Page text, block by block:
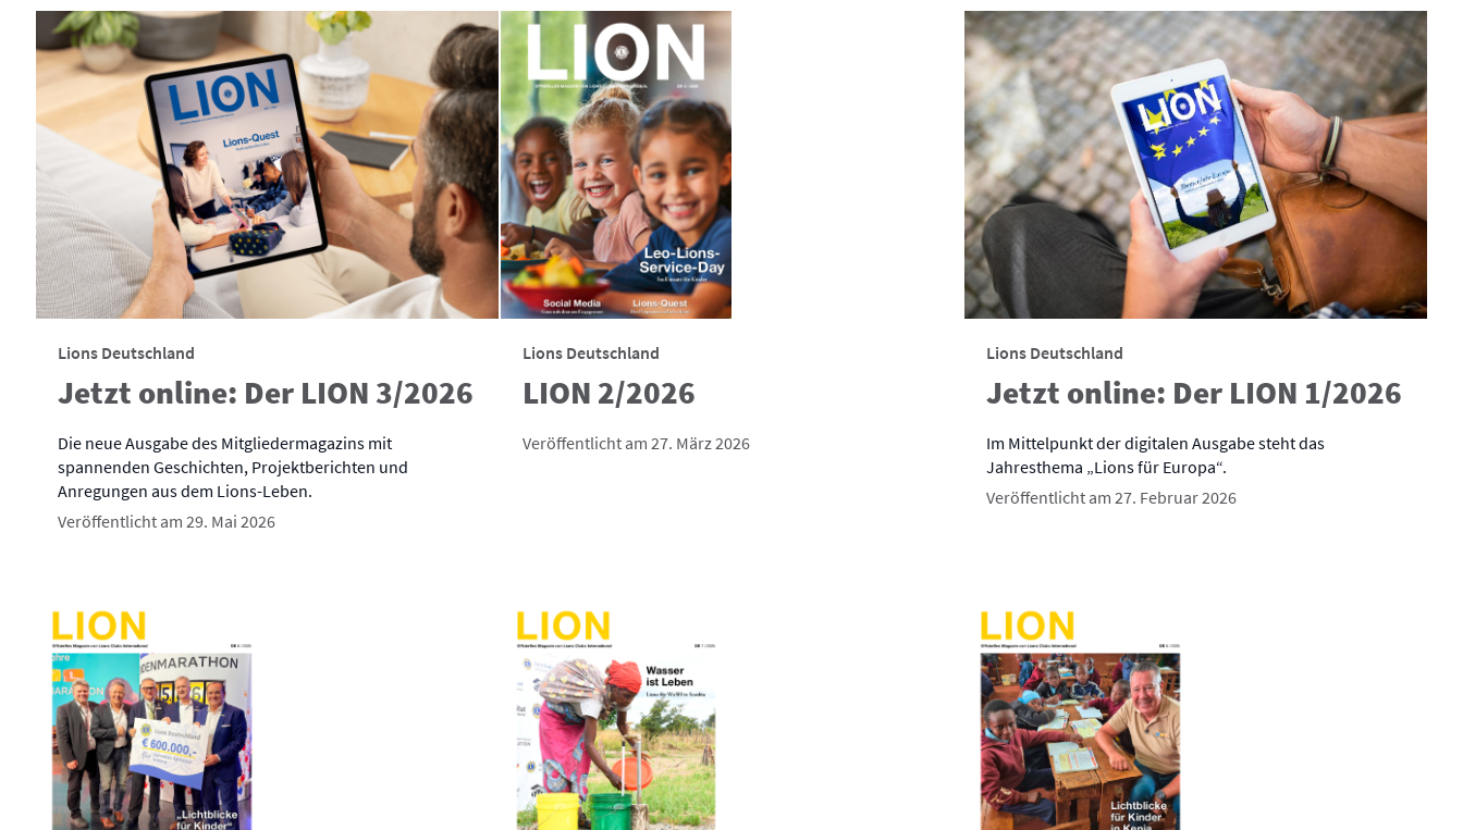
Lions Deutschland
Jetzt online: Der LION 3/2026
Die neue Ausgabe des Mitgliedermagazins mit
spannenden Geschichten, Projektberichten und
Anregungen aus dem Lions-Leben.
Veröffentlicht am 29. Mai 2026
Lions Deutschland
LION 2/2026
Veröffentlicht am 27. März 2026
Lions Deutschland
Jetzt online: Der LION 1/2026
Im Mittelpunkt der digitalen Ausgabe steht das
Jahresthema „Lions für Europa“.
Veröffentlicht am 27. Februar 2026